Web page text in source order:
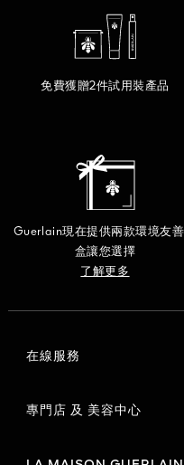
免費獲贈2件試用裝產品
Guerlain現在提供兩款環境友
盒讓您選擇
了解更多
在線服務
專門店 及 美容中心